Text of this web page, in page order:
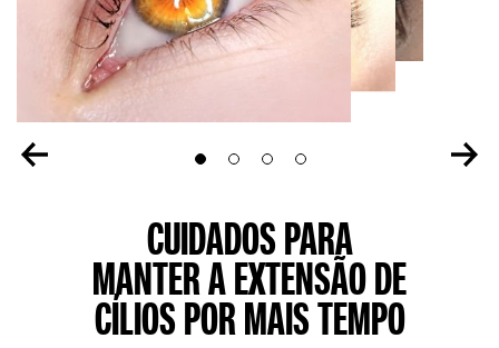
Slide 1Slide 2Slide 3Slide 4
CUIDADOS PARA
MANTER A EXTENSÃO DE
CÍLIOS POR MAIS TEMPO